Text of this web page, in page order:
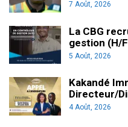
7 Août, 2026
La CBG
gestion (H/
5 Août, 2026
Kakandé
Directeur/
4 Août, 2026